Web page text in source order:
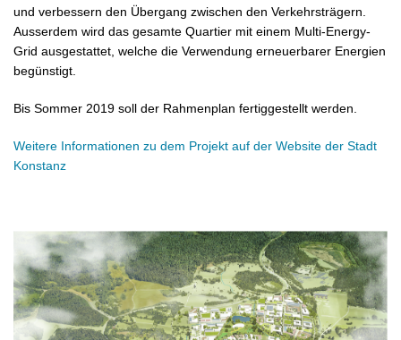
und verbessern den Übergang zwischen den Verkehrsträgern.
Ausserdem wird das gesamte Quartier mit einem Multi-Energy-
Grid ausgestattet, welche die Verwendung erneuerbarer Energien
begünstigt.
Bis Sommer 2019 soll der Rahmenplan fertiggestellt werden.
Weitere Informationen zu dem Projekt auf der Website der Stadt
Konstanz